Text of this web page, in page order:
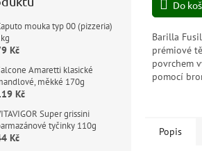
mouka typ 00 (pizzeria)
Kč
Amaretti klasické
měkké 170g
Kč
Super grissini
tyčinky 110g
Kč
5
Do
Barilla
prémiové
povrchem
pomocí
Popis